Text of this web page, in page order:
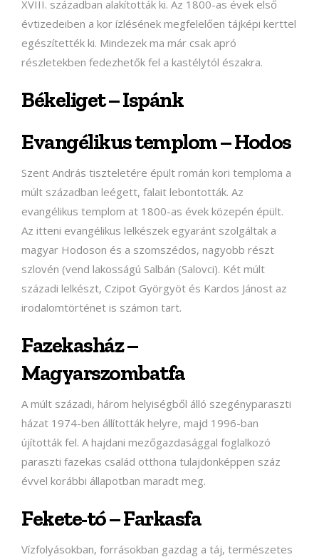
XVIII. században alakították ki. Az 1800-as évek első
évtizedeiben a kor ízlésének megfelelően tájképi kerttel
egészítették ki. Mindezek ma már csak apró
részletekben fedezhetők fel a kastélytól északra.
Békeliget – Ispánk
Evangélikus templom – Hodos
Szent András tiszteletére épült román kori temploma a
múlt században leégett, falait lebontották. Az
evangélikus templom at 1800-as évek közepén épült.
Az itteni evangélikus lelkészek egyaránt szolgáltak a
magyar Hodoson és a szomszédos, nagyobb részt
szlovén (vend lakosságú Salbán (Salovci). Két múlt
századi lelkészt, Czipot Györgyöt és Kardos Jánost az
irodalomtörténet is számon tart.
Fazekasház –
Magyarszombatfa
A múlt századi, három helyiségből álló szegényparaszti
házat 1974-ben állították helyre, majd 1996-ban
újították fel. A hajdani mezőgazdasággal foglalkozó
paraszti fazekas család otthona tulajdonképpen száz
évvel korábbi állapotban maradt meg.
Fekete-tó – Farkasfa
Vízfolyásokban, forrásokban gazdag a táj, természetes